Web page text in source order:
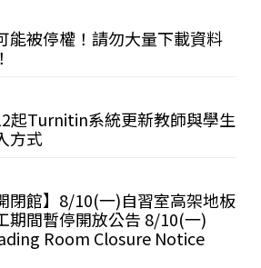
能被停權！請勿大量下載資料
起Turnitin系統更新教師與學生
方式
閉館】8/10(一)自習室高架地板
期間暫停開放公告 8/10(一)
Room Closure Notice